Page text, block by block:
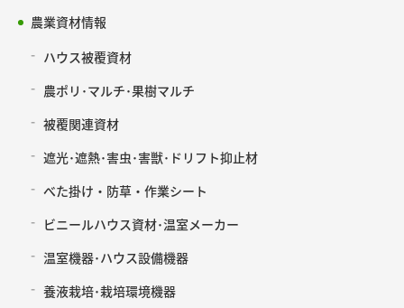
農業資材情報
ハウス被覆資材
農ポリ･マルチ･果樹マルチ
被覆関連資材
遮光･遮熱･害虫･害獣･ドリフト抑止材
べた掛け・防草・作業シート
ビニールハウス資材･温室メーカー
温室機器･ハウス設備機器
養液栽培･栽培環境機器